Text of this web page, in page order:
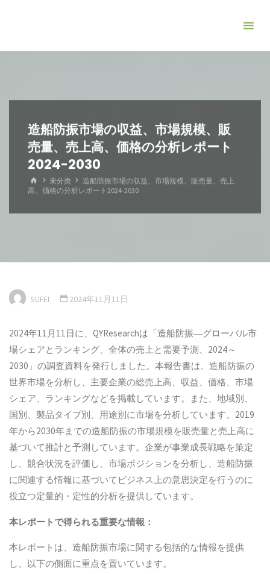
造船防振市場の収益、市場規模、販
売量、売上高、価格の分析レポート
2024-2030
ホ
ー
未分类
造船防振市場の収益、市場規模、販売量、売上
高、価格の分析レポート2024-2030
SUFEI 2024年11月11日
2024年11月11日に、QYResearchは「造船防振―グローバル市
場シェアとランキング、全体の売上と需要予測、2024～
2030」の調査資料を発行しました。本報告書は、造船防振の
世界市場を分析し、主要企業の総売上高、収益、価格、市場
シェア、ランキングなどを掲載しています。また、地域別、
国別、製品タイプ別、用途別に市場を分析しています。2019
年から2030年までの造船防振の市場規模を販売量と売上高に
基づいて推計と予測しています。企業が事業成長戦略を策定
し、競合状況を評価し、市場ポジションを分析し、造船防振
に関連する情報に基づいてビジネス上の意思決定を行うのに
役立つ定量的・定性的分析を提供しています。
本レポートで得られる重要な情報：
本レポートは、造船防振市場に関する包括的な情報を提供
し、以下の側面に重点を置いています。